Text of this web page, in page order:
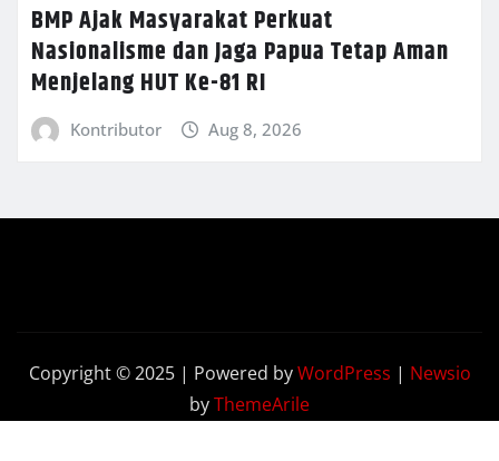
BMP Ajak Masyarakat Perkuat
Nasionalisme dan Jaga Papua Tetap Aman
Menjelang HUT Ke-81 RI
Kontributor Aug 8, 2026
Copyright © 2025 | Powered byWordPress | Newsio
byThemeArile